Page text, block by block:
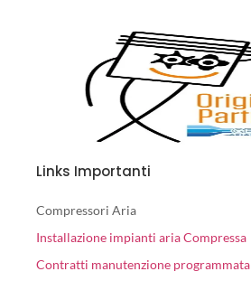
Links Importanti
Compressori Aria
Installazione impianti aria Compressa
Contratti manutenzione programmata